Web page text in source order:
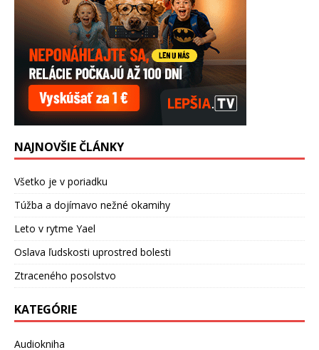
NAJNOVŠIE ČLÁNKY
Všetko je v poriadku
Túžba a dojímavo nežné okamihy
Leto v rytme Yael
Oslava ľudskosti uprostred bolesti
Ztraceného posolstvo
KATEGÓRIE
Audiokniha